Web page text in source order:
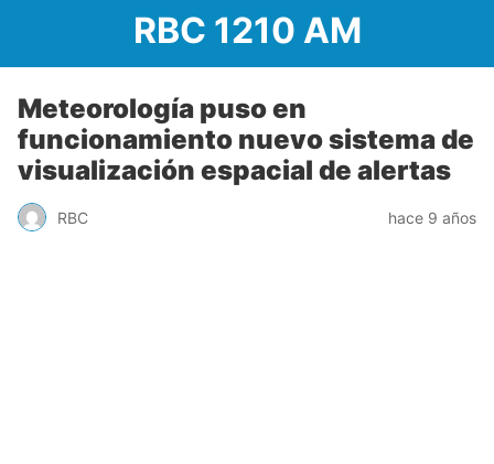
RBC 1210 AM
Meteorología puso en
funcionamiento nuevo sistema de
visualización espacial de alertas
RBC hace 9 años